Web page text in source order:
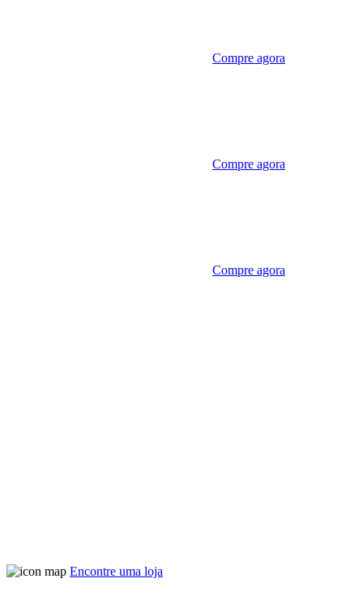
Compre agora
Compre agora
Compre agora
Encontre uma loja